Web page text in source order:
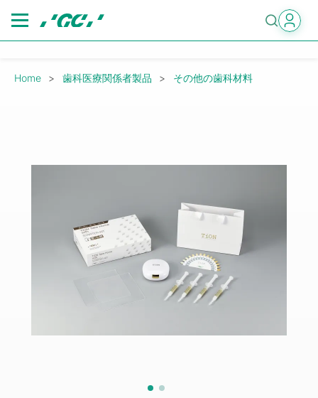
main
Breadcrumb
Home 歯科医療関係者製品 その他の歯科材料